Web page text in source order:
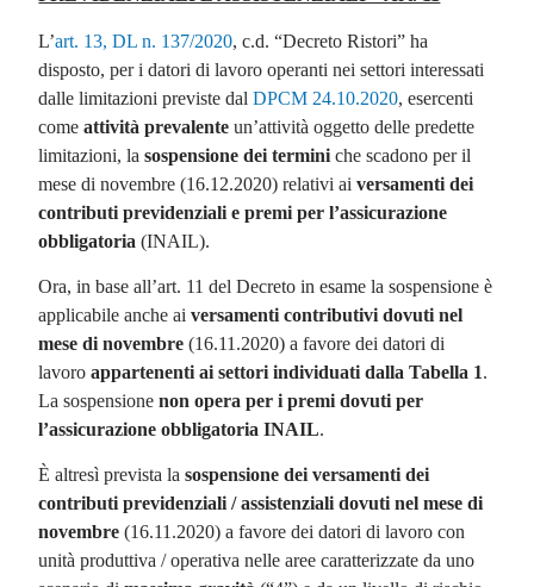
L’art. 13, DL n. 137/2020, c.d. “Decreto Ristori” ha
disposto, per i datori di lavoro operanti nei settori interessati
dalle limitazioni previste dalDPCM 24.10.2020, esercenti
comeattività prevalente un’attività oggetto delle predette
limitazioni, lasospensione dei termini che scadono per il
mese di novembre (16.12.2020) relativi aiversamenti dei
contributi previdenziali e premi per l’assicurazione
obbligatoria (INAIL).
Ora, in base all’art. 11 del Decreto in esame la sospensione è
applicabile anche aiversamenti contributivi dovuti nel
mese di novembre (16.11.2020) a favore dei datori di
lavoroappartenenti ai settori individuati dalla Tabella 1.
La sospensionenon opera per i premi dovuti per
l’assicurazione obbligatoria INAIL.
È altresì prevista lasospensione dei versamenti dei
contributi previdenziali / assistenziali dovuti nel mese di
novembre (16.11.2020) a favore dei datori di lavoro con
unità produttiva / operativa nelle aree caratterizzate da uno